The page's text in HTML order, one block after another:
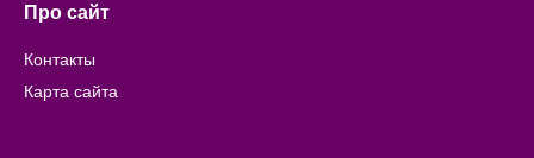
Про сайт
Контакты
Карта сайта